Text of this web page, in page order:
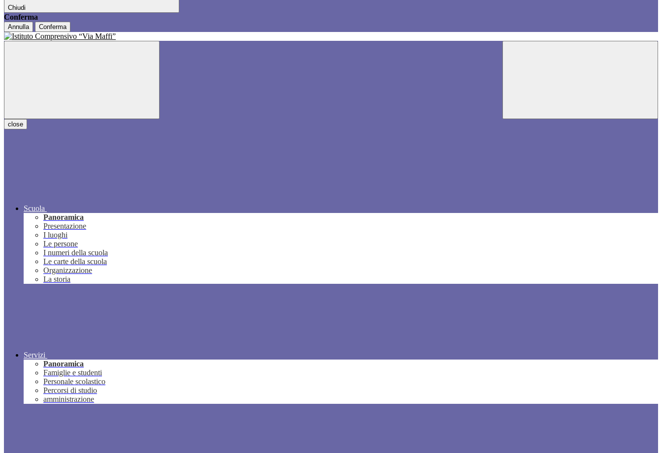
Chiudi
Conferma
Annulla Conferma
close
Scuola
Panoramica
Presentazione
I luoghi
Le persone
I numeri della scuola
Le carte della scuola
Organizzazione
La storia
Servizi
Panoramica
Famiglie e studenti
Personale scolastico
Percorsi di studio
amministrazione